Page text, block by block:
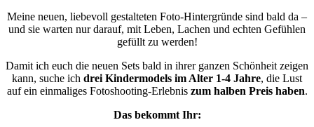
Meine neuen, liebevoll gestalteten Foto-Hintergründe sind bald da –
und sie warten nur darauf, mit Leben, Lachen und echten Gefühlen
gefüllt zu werden!
Damit ich euch die neuen Sets bald in ihrer ganzen Schönheit zeigen
kann, suche ich drei Kindermodels im Alter 1-4 Jahre, die Lust
auf ein einmaliges Fotoshooting-Erlebnis zum halben Preis haben.
Das bekommt Ihr: